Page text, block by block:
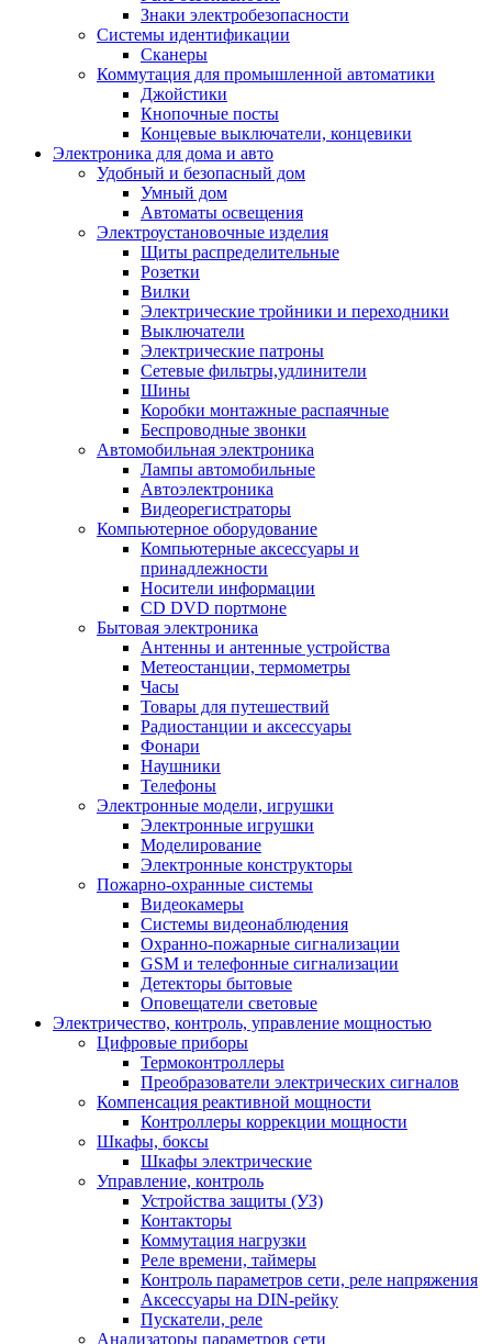
Знаки электробезопасности
Системы идентификации
Сканеры
Коммутация для промышленной автоматики
Джойстики
Кнопочные посты
Концевые выключатели, концевики
Электроника для дома и авто
Удобный и безопасный дом
Умный дом
Автоматы освещения
Электроустановочные изделия
Щиты распределительные
Розетки
Вилки
Электрические тройники и переходники
Выключатели
Электрические патроны
Сетевые фильтры,удлинители
Шины
Коробки монтажные распаячные
Беспроводные звонки
Автомобильная электроника
Лампы автомобильные
Автоэлектроника
Видеорегистраторы
Компьютерное оборудование
Компьютерные аксессуары и
принадлежности
Носители информации
CD DVD портмоне
Бытовая электроника
Антенны и антенные устройства
Метеостанции, термометры
Часы
Товары для путешествий
Радиостанции и аксессуары
Фонари
Наушники
Телефоны
Электронные модели, игрушки
Электронные игрушки
Моделирование
Электронные конструкторы
Пожарно-охранные системы
Видеокамеры
Системы видеонаблюдения
Охранно-пожарные сигнализации
GSM и телефонные сигнализации
Детекторы бытовые
Оповещатели световые
Электричество, контроль, управление мощностью
Цифровые приборы
Термоконтроллеры
Преобразователи электрических сигналов
Компенсация реактивной мощности
Контроллеры коррекции мощности
Шкафы, боксы
Шкафы электрические
Управление, контроль
Устройства защиты (УЗ)
Контакторы
Коммутация нагрузки
Реле времени, таймеры
Контроль параметров сети, реле напряжения
Аксессуары на DIN-рейку
Пускатели, реле
Анализаторы параметров сети